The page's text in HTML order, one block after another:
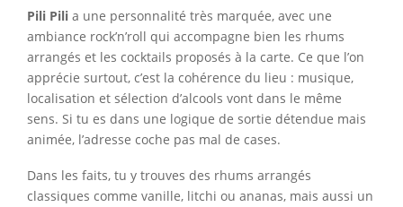
Pili Pili a une personnalité très marquée, avec une
ambiance rock’n’roll qui accompagne bien les rhums
arrangés et les cocktails proposés à la carte. Ce que l’on
apprécie surtout, c’est la cohérence du lieu : musique,
localisation et sélection d’alcools vont dans le même
sens. Si tu es dans une logique de sortie détendue mais
animée, l’adresse coche pas mal de cases.
Dans les faits, tu y trouves des rhums arrangés
classiques comme vanille, litchi ou ananas, mais aussi un